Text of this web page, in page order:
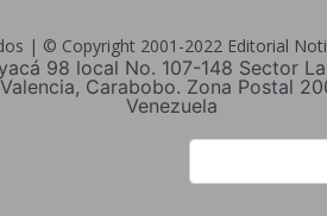
| © Copyright 2001-2022 Editorial
98 local No. 107-148 Sector
Valencia, Carabobo. Zona Postal
Venezuela